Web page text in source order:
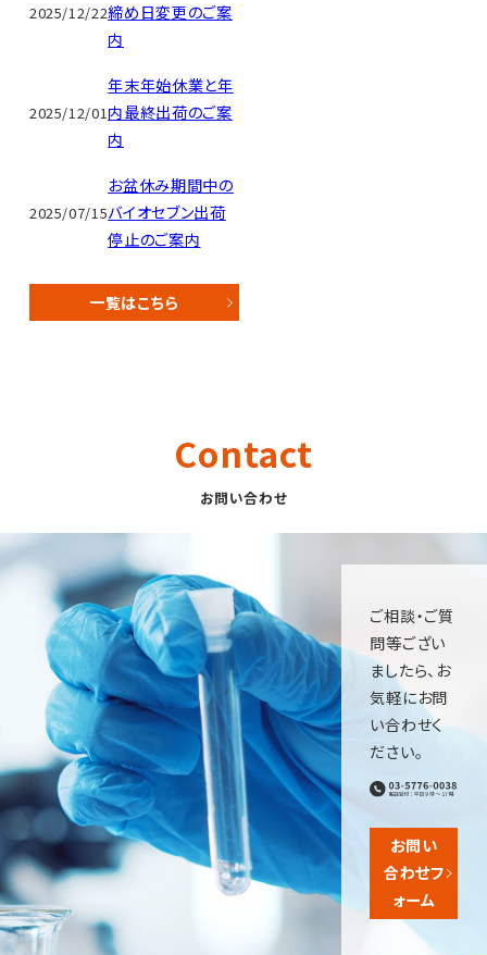
2025/12/22締め日変更のご案
内
2025/12/01
年末年始休業と年
内最終出荷のご案
内
2025/07/15
お盆休み期間中の
バイオセブン出荷
停止のご案内
一覧はこちら
Contact
お問い合わせ
ご相談・ご質
問等ござい
ましたら、お
気軽にお問
い合わせく
ださい。
お問い
合わせフ
ォーム